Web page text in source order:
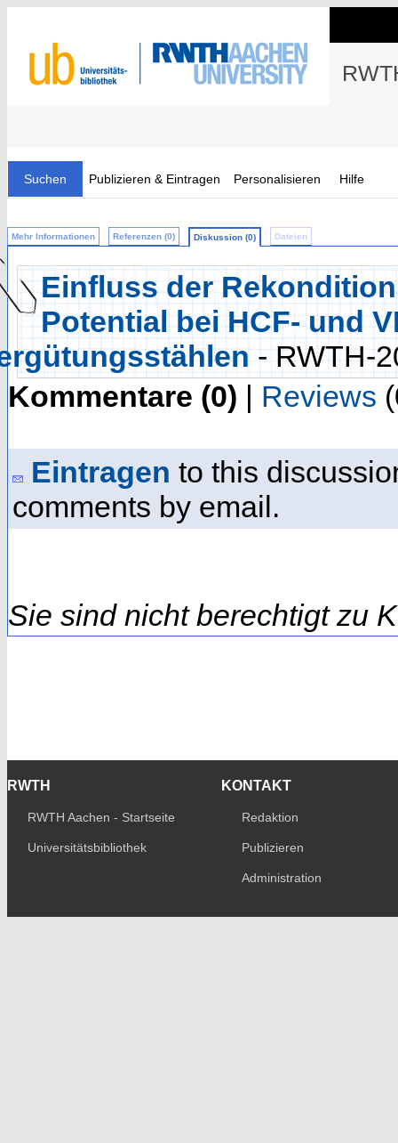
Suchen Publizieren & Eintragen Personalisieren Hilfe
Mehr Informationen Referenzen (0) Diskussion (0) Dateien
Einfluss der
Potential bei HCF- und
- RWTH-
Kommentare (0) | Reviews
Eintragen to this
comments by email.
Sie sind nicht berechtigt zu
RWTH
RWTH Aachen - Startseite
Universitätsbibliothek
KONTAKT
Redaktion
Publizieren
Administration